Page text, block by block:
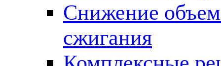
Снижение
сжигания